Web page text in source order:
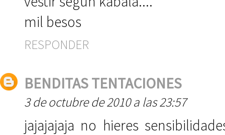
mil besos
RESPONDER
BENDITAS TENTACIONES
3 de octubre de 2010 a las 23:57
jajajajaja no hieres